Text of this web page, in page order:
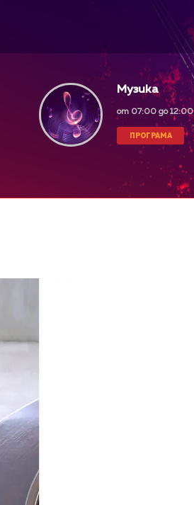
Музика
от 07:00 до 12:00
ПРОГРАМА